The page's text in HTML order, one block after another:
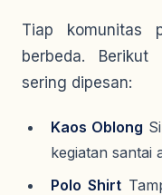
Tiap komunitas
berbeda.
sering dipesan:
Kaos Oblong
kegiatan santai
Polo Shirt